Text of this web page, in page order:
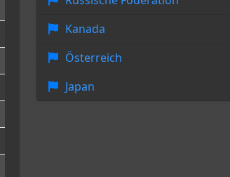
Kanada
Österreich
Japan